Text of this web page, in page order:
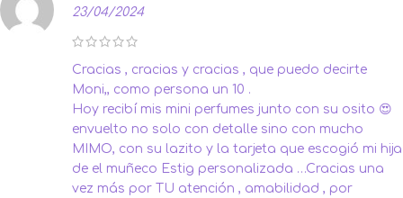
23/04/2024
Cracias , cracias y cracias , que puedo decirte
Moni,, como persona un 10 .
Hoy recibí mis mini perfumes junto con su osito 😍
envuelto no solo con detalle sino con mucho
MIMO, con su lazito y la tarjeta que escogió mi hija
de el muñeco Estig personalizada …Cracias una
vez más por TU atención , amabilidad , por